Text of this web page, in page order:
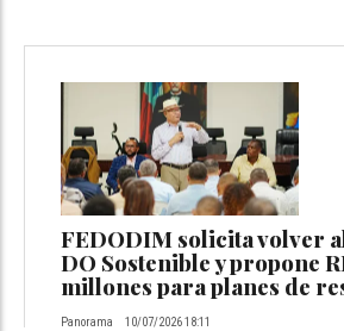
FEDODIM solicita volver
DO Sostenible y propone
millones para planes de
Panorama 10/07/2026 18:11